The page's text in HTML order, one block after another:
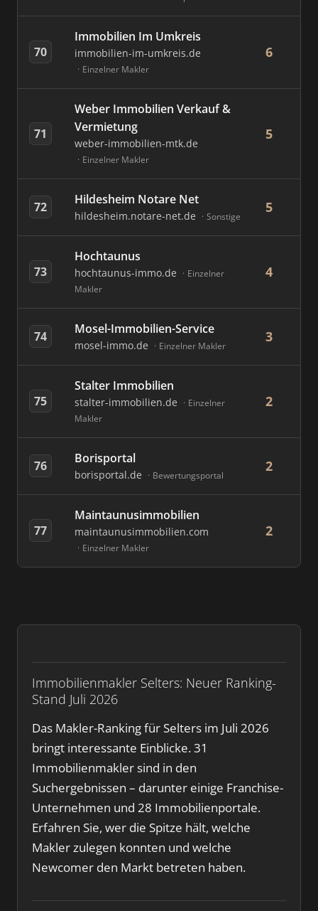
Immobilienmakler Selters: Neuer Ranking-
Stand Juli 2026
Das Makler-Ranking für Selters im Juli 2026
bringt interessante Einblicke. 31
Immobilienmakler sind in den
Suchergebnissen – darunter einige Franchise-
Unternehmen und 28 Immobilienportale.
Erfahren Sie, wer die Spitze hält, welche
Makler zulegen konnten und welche
Newcomer den Markt betreten haben.
70
Immobilien Im Umkreis
immobilien-im-umkreis.de
Einzelner Makler
6
71
Weber Immobilien Verkauf &
Vermietung
weber-immobilien-mtk.de
Einzelner Makler
5
72 Hildesheim Notare Net
hildesheim.notare-net.de Sonstige
5
73
Hochtaunus
hochtaunus-immo.de
Einzelner
Makler
4
74 Mosel-Immobilien-Service
mosel-immo.de Einzelner Makler
3
75
Stalter Immobilien
stalter-immobilien.de
Einzelner
Makler
2
76 Borisportal
borisportal.de Bewertungsportal
2
77
Maintaunusimmobilien
maintaunusimmobilien.com
Einzelner Makler
2